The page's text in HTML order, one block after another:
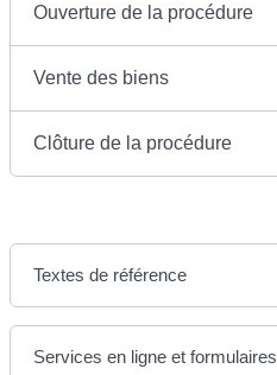
Ouverture de la procédure
Vente des biens
Clôture de la procédure
Textes de référence
Services en ligne et formulaires